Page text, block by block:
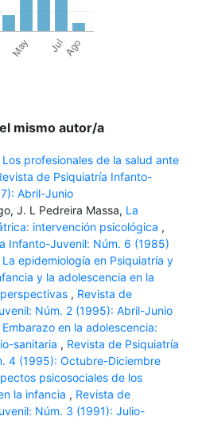
mismo autor/a
Los profesionales de la salud ante
de Psiquiatría Infanto-
Abril-Junio
J. L Pedreira Massa, La
intervención psicológica ,
Infanto-Juvenil: Núm. 6 (1985)
La epidemiología en Psiquiatría y
y la adolescencia en la
, Revista de
Núm. 2 (1995): Abril-Junio
Embarazo en la adolescencia:
sanitaria , Revista de Psiquiatría
4 (1995): Octubre-Diciembre
psicosociales de los
la infancia , Revista de
Núm. 3 (1991): Julio-